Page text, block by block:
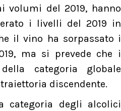
volumi del 2019, hanno
i livelli del 2019 in
il vino ha sorpassato i
ma si prevede che i
categoria globale
discendente.
categoria degli alcolici